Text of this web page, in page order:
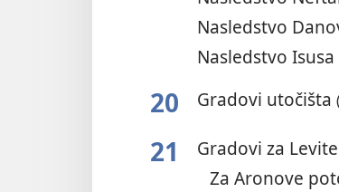
Nasledstvo
Nasledstvo
20 Gradovi utočišta (
21 Gradovi za Levite
Za Aronove